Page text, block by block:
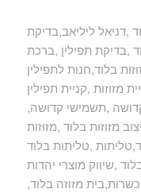
,דניאל ליליאב,בדיקת
,בדיקת תפילין ,ברכת
בלוד,חנות לתפילין
מזוזות ,קניית תפילין
,יודאיקה,כפר חב”ד,תשמישי קדושה ,תשמישי קדושה
מזוזות בלוד ,מזוזות
,טליתות בלוד
,שיווק מוצרי יהדות
,קלף מזוזה ,מזוזוה כשרה,תפילין כשרות,בית מזוזה בלוד